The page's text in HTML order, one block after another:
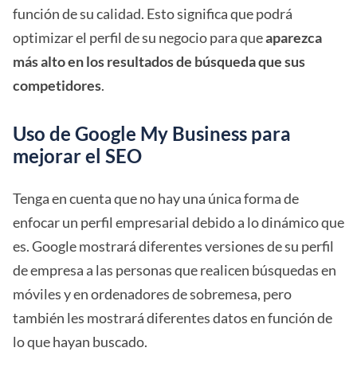
función de su calidad. Esto significa que podrá
optimizar el perfil de su negocio para queaparezca
más alto en los resultados de búsqueda que sus
competidores.
Uso de Google My Business para
mejorar el SEO
Tenga en cuenta que no hay una única forma de
enfocar un perfil empresarial debido a lo dinámico que
es. Google mostrará diferentes versiones de su perfil
de empresa a las personas que realicen búsquedas en
móviles y en ordenadores de sobremesa, pero
también les mostrará diferentes datos en función de
lo que hayan buscado.